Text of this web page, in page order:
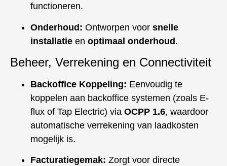
functioneren.
Onderhoud: Ontworpen voor snelle
installatie en optimaal onderhoud.
Beheer, Verrekening en Connectiviteit
Backoffice Koppeling: Eenvoudig te
koppelen aan backoffice systemen (zoals E-
flux of Tap Electric) via OCPP 1.6, waardoor
automatische verrekening van laadkosten
mogelijk is.
Facturatiegemak: Zorgt voor directe